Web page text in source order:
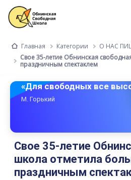
Главная Категории
О НАС
Свое 35-летие Обнинская
праздничным спектаклем
«Для свободных все
М. Горький
Свое 35-летие
школа отметила
праздничным